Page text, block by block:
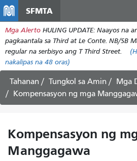
SFMTA
Mga Alerto HULING UPDATE: Naayos na
pagkaantala sa Third at Le Conte. NB/SB
regular na serbisyo ang T Third Street.
nakalipas na 48 oras)
Tahanan Tungkol sa Amin
Mga
Kompensasyon ng mga
Kompensasyon ng
Manggagawa